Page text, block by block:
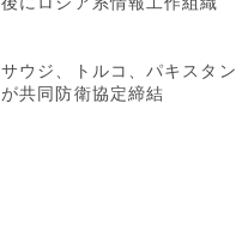
サウジ、トルコ、パキスタン
が共同防衛協定締結